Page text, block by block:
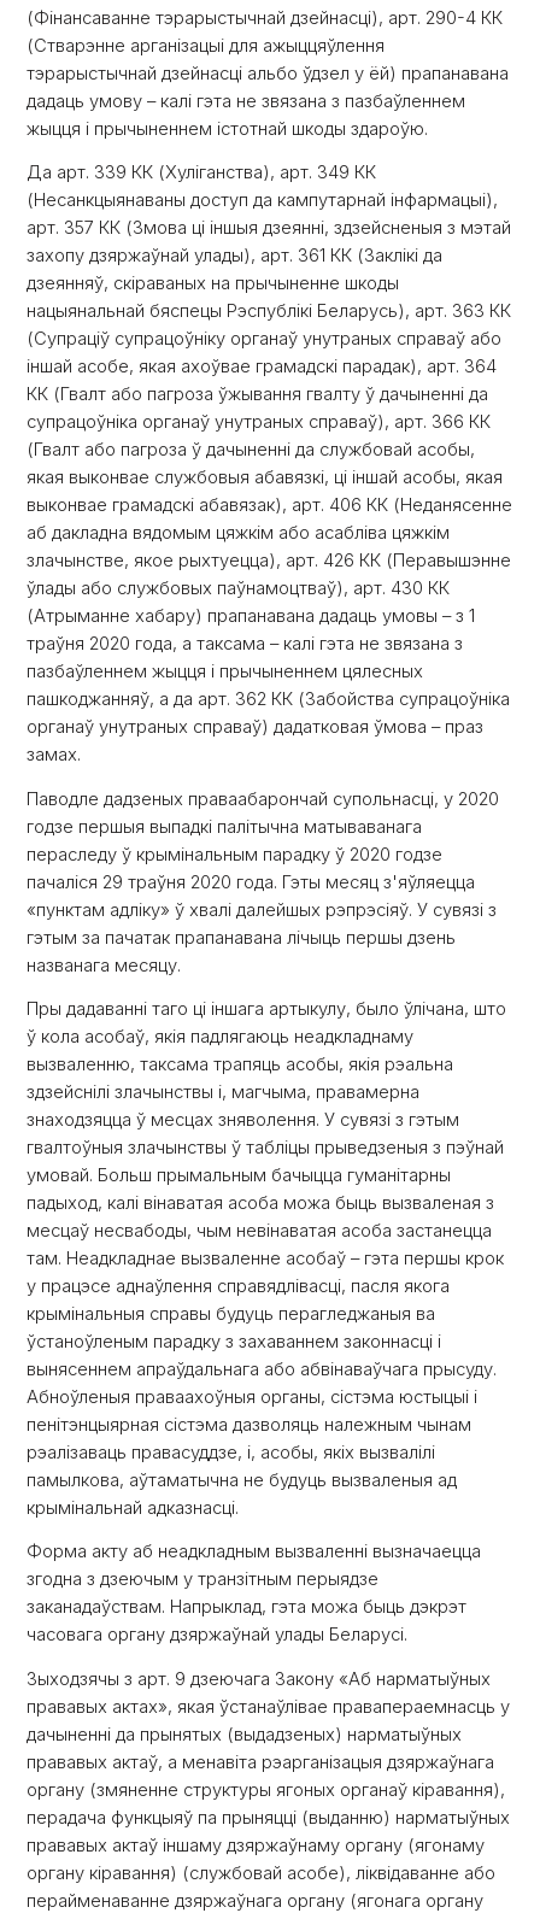
(Фінансаванне тэрарыстычнай дзейнасці), арт. 290-4 КК
(Стварэнне арганізацыі для ажыццяўлення
тэрарыстычнай дзейнасці альбо ўдзел у ёй) прапанавана
дадаць умову – калі гэта не звязана з пазбаўленнем
жыцця і прычыненнем істотнай шкоды здароўю.
Да арт. 339 КК (Хуліганства), арт. 349 КК
(Несанкцыянаваны доступ да кампутарнай інфармацыі),
арт. 357 КК (Змова ці іншыя дзеянні, здзейсненыя з мэтай
захопу дзяржаўнай улады), арт. 361 КК (Заклікі да
дзеянняў, скіраваных на прычыненне шкоды
нацыянальнай бяспецы Рэспублікі Беларусь), арт. 363 КК
(Супраціў супрацоўніку органаў унутраных справаў або
іншай асобе, якая ахоўвае грамадскі парадак), арт. 364
КК (Гвалт або пагроза ўжывання гвалту ў дачыненні да
супрацоўніка органаў унутраных справаў), арт. 366 КК
(Гвалт або пагроза ў дачыненні да службовай асобы,
якая выконвае службовыя абавязкі, ці іншай асобы, якая
выконвае грамадскі абавязак), арт. 406 КК (Неданясенне
аб дакладна вядомым цяжкім або асабліва цяжкім
злачынстве, якое рыхтуецца), арт. 426 КК (Перавышэнне
ўлады або службовых паўнамоцтваў), арт. 430 КК
(Атрыманне хабару) прапанавана дадаць умовы – з 1
траўня 2020 года, а таксама – калі гэта не звязана з
пазбаўленнем жыцця і прычыненнем цялесных
пашкоджанняў, а да арт. 362 КК (Забойства супрацоўніка
органаў унутраных справаў) дадатковая ўмова – праз
замах.
Паводле дадзеных праваабарончай супольнасці, у 2020
годзе першыя выпадкі палітычна матываванага
пераследу ў крымінальным парадку ў 2020 годзе
пачаліся 29 траўня 2020 года. Гэты месяц з'яўляецца
«пунктам адліку» ў хвалі далейшых рэпрэсіяў. У сувязі з
гэтым за пачатак прапанавана лічыць першы дзень
названага месяцу.
Пры дадаванні таго ці іншага артыкулу, было ўлічана, што
ў кола асобаў, якія падлягаюць неадкладнаму
вызваленню, таксама трапяць асобы, якія рэальна
здзейснілі злачынствы і, магчыма, правамерна
знаходзяцца ў месцах зняволення. У сувязі з гэтым
гвалтоўныя злачынствы ў табліцы прыведзеныя з пэўнай
умовай. Больш прымальным бачыцца гуманітарны
падыход, калі вінаватая асоба можа быць вызваленая з
месцаў несвабоды, чым невінаватая асоба застанецца
там. Неадкладнае вызваленне асобаў – гэта першы крок
у працэсе аднаўлення справядлівасці, пасля якога
крымінальныя справы будуць перагледжаныя ва
ўстаноўленым парадку з захаваннем законнасці і
вынясеннем апраўдальнага або абвінаваўчага прысуду.
Абноўленыя праваахоўныя органы, сістэма юстыцыі і
пенітэнцыярная сістэма дазволяць належным чынам
рэалізаваць правасуддзе, і, асобы, якіх вызвалілі
памылкова, аўтаматычна не будуць вызваленыя ад
крымінальнай адказнасці.
Форма акту аб неадкладным вызваленні вызначаецца
згодна з дзеючым у транзітным перыядзе
заканадаўствам. Напрыклад, гэта можа быць дэкрэт
часовага органу дзяржаўнай улады Беларусі.
Зыходзячы з арт. 9 дзеючага Закону «Аб нарматыўных
прававых актах», якая ўстанаўлівае правапераемнасць у
дачыненні да прынятых (выдадзеных) нарматыўных
прававых актаў, а менавіта рэарганізацыя дзяржаўнага
органу (змяненне структуры ягоных органаў кіравання),
перадача функцыяў па прыняцці (выданню) нарматыўных
прававых актаў іншаму дзяржаўнаму органу (ягонаму
органу кіравання) (службовай асобе), ліквідаванне або
перайменаванне дзяржаўнага органу (ягонага органу